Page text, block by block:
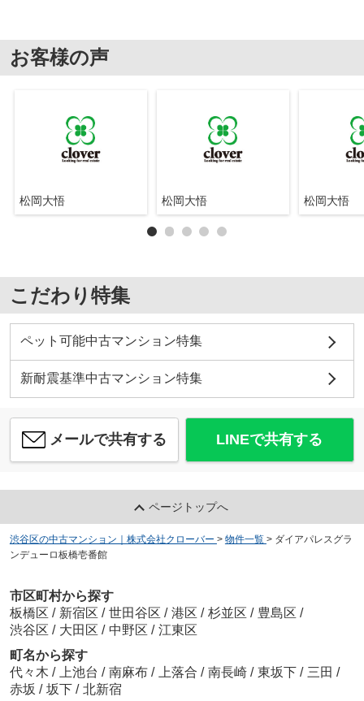
お客様の声
松岡大悟 松岡大悟 松岡大悟
こだわり特集
ペット可能中古マンション特集
新耐震基準中古マンション特集
メールで共有する LINEで共有する
ページトップへ
渋谷区の中古マンション｜株式会社クローバー > 物件一覧 > ダイアパレスグラ
ンデューロ板橋壱番館
市区町村から探す
板橋区 / 新宿区 / 世田谷区 / 港区 / 杉並区 / 豊島区 /
渋谷区 / 大田区 / 中野区 / 江東区
町名から探す
代々木 / 上池台 / 南麻布 / 上落合 / 南長崎 / 東坂下 / 三田 /
赤坂 / 坂下 / 北新宿